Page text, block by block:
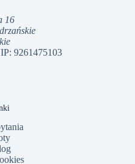
16
9261475103